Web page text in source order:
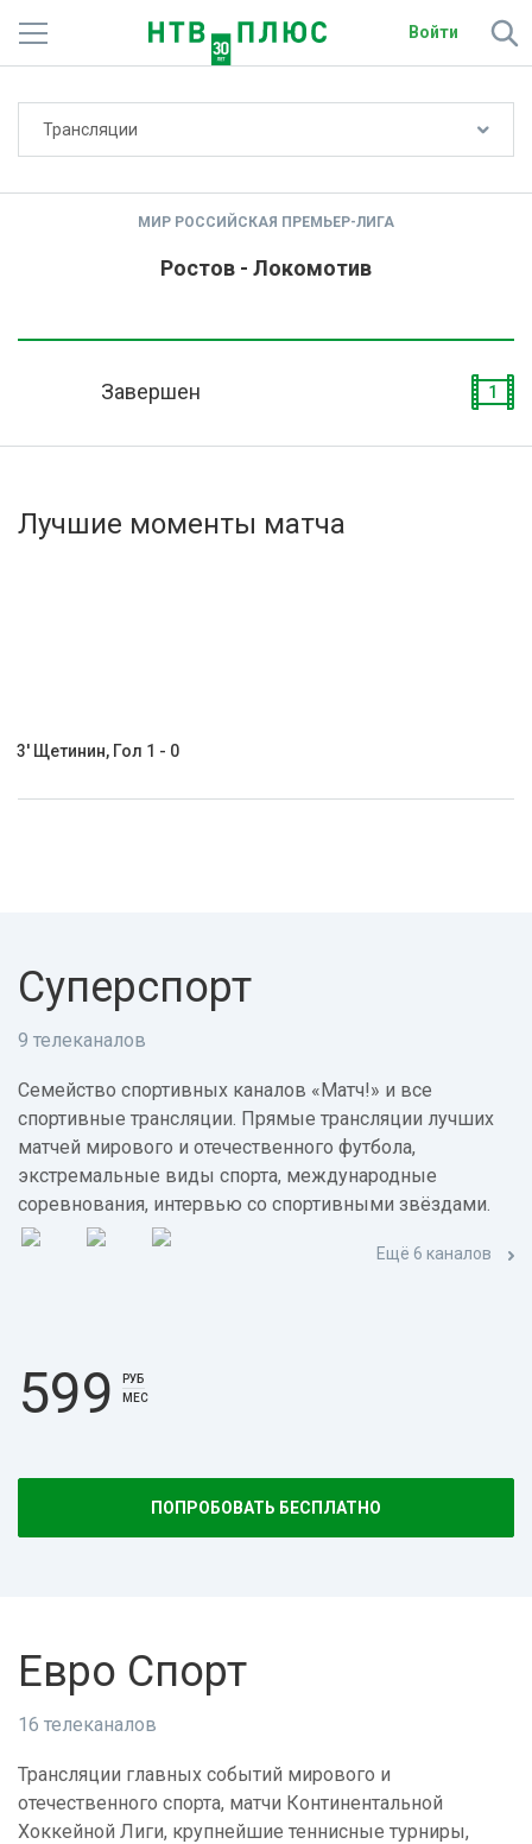
Войти
Активировать промокод
Трансляции
МИР РОССИЙСКАЯ ПРЕМЬЕР-ЛИГА
Ростов - Локомотив
Завершен 1
Лучшие моменты матча
3' Щетинин, Гол 1 - 0
Суперспорт
9 телеканалов
Семейство спортивных каналов «Матч!» и все
спортивные трансляции. Прямые трансляции лучших
матчей мирового и отечественного футбола,
экстремальные виды спорта, международные
соревнования, интервью со спортивными звёздами.
Ещё 6 каналов
599
РУБ
МЕС
ПОПРОБОВАТЬ БЕСПЛАТНО
Евро Спорт
16 телеканалов
Трансляции главных событий мирового и
отечественного спорта, матчи Континентальной
Хоккейной Лиги, крупнейшие теннисные турниры,